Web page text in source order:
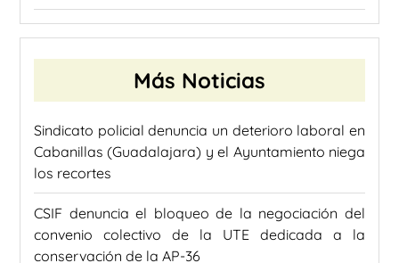
Más Noticias
Sindicato policial denuncia un deterioro laboral en
Cabanillas (Guadalajara) y el Ayuntamiento niega
los recortes
CSIF denuncia el bloqueo de la negociación del
convenio colectivo de la UTE dedicada a la
conservación de la AP-36